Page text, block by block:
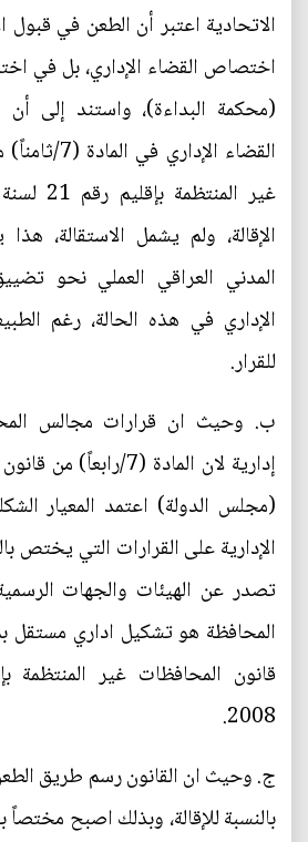
الاتحادية اعتبر أن الطعن في قبول
اختصاص القضاء الإداري، بل في
(محكمة البداءة)، واستند إلى
القضاء
الإقالة، ولم يشمل الاستقالة،
المدني العراقي العملي نحو
الإداري في هذه الحالة، رغم
للقرار.
‌ب. وحيث ان قرارات مجالس
إدارية لان المادة (7/
(مجلس الدولة) اعتمد المعيار
الإدارية على القرارات التي يختص
تصدر عن الهيئات والجهات
2008.
‌ج. وحيث ان القانون رسم طريق الطعن
بالنسبة للإقالة، وبذلك اصبح مختصاً